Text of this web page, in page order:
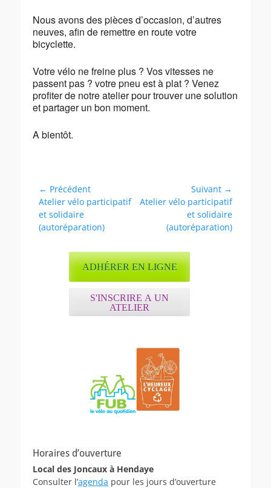
Nous avons des pièces d’occasion, d’autres
neuves, afin de remettre en route votre
bicyclette.
Votre vélo ne freine plus ? Vos vitesses ne
passent pas ? votre pneu est à plat ? Venez
profiter de notre atelier pour trouver une solution
et partager un bon moment.
A bientôt.
Navigation
de
l’article
← Précédent
Article
précédent :
Atelier vélo participatif
et solidaire
(autoréparation)
Suivant →
Article
Atelier vélo participatif
et solidaire
(autoréparation)
ADHÉRER EN LIGNE
S'INSCRIRE A UN
ATELIER
Horaires d’ouverture
Local des Joncaux à Hendaye
Consulter l’agenda pour les jours d’ouverture